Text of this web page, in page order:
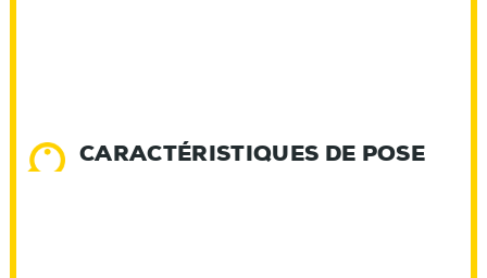
CARACTÉRISTIQUES DE POSE